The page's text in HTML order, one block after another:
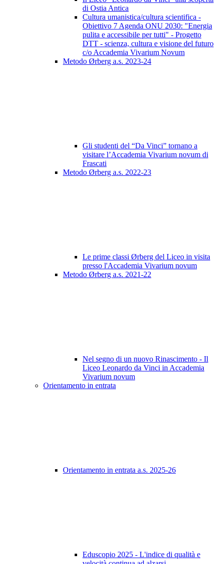
di Ostia Antica
Cultura umanistica/cultura scientifica -
Obiettivo 7 Agenda ONU 2030: "Energia
pulita e accessibile per tutti" - Progetto
DTT - scienza, cultura e visione del futuro
c/o Accademia Vivarium Novum
Metodo Ørberg a.s. 2023-24
Gli studenti del “Da Vinci” tornano a
visitare l’Accademia Vivarium novum di
Frascati
Metodo Ørberg a.s. 2022-23
Le prime classi Ørberg del Liceo in visita
presso l'Accademia Vivarium novum
Metodo Ørberg a.s. 2021-22
Nel segno di un nuovo Rinascimento - Il
Liceo Leonardo da Vinci in Accademia
Vivarium novum
Orientamento in entrata
Orientamento in entrata a.s. 2025-26
Eduscopio 2025 - L'indice di qualità e